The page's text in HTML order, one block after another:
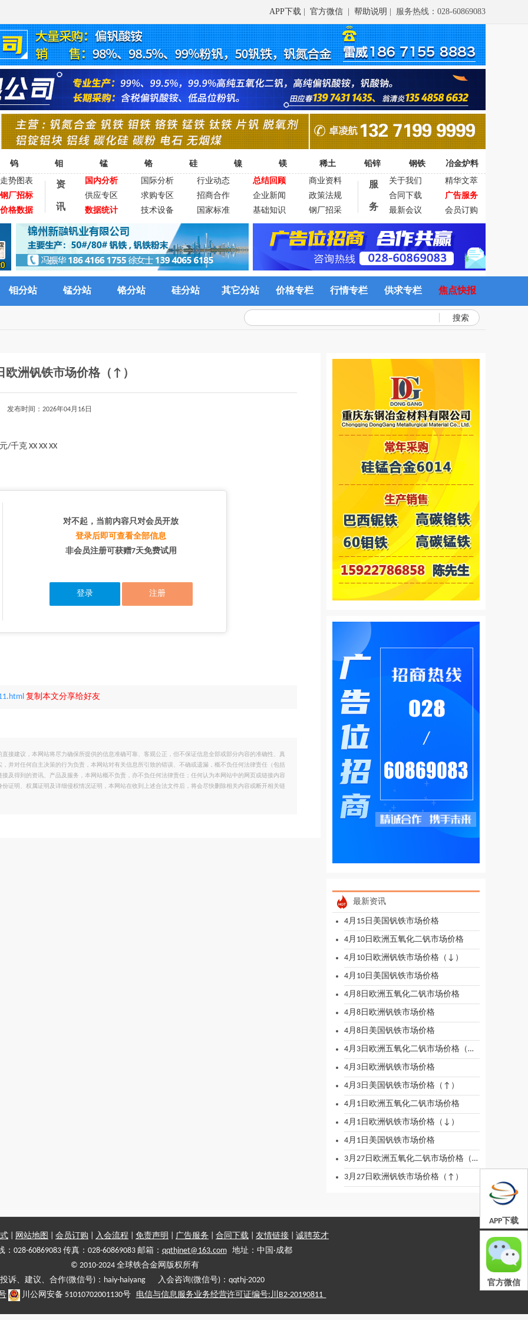
APP下载 官方微信 帮助说明 | 服务热线：028-60869083
钨 钼 锰 铬 硅 镍 镁 稀土 铅锌 钢铁
冶金炉料
走势图表
钢厂招标
价格数据
资
讯
国内分析 国际分析 行业动态 总结回顾
商业资料
供应专区
求购专区 招商合作 企业新闻
政策法规
数据统计
技术设备 国家标准 基础知识 钢厂招采
服
务
关于我们
精华文萃
合同下载
广告服务
最新会议
会员订购
钼分站 锰分站 铬分站 硅分站 其它分站 价格专栏 行情专栏 供求专栏 焦点快报
搜索
欧洲钒铁市场价格（↑）
发布时间：2026年04月16日
千克 XX XX XX
对不起，当前内容只对会员开放
登录后即可查看全部信息
非会员注册可获赠7天免费试用
登录 注册
复制本文分享给好友
接建议，本网站将尽力确保所提供的信息准确可靠、客观公正，但不保证信息全部或部分内容的准确性、真
并对任何自主决策的行为负责，本网站对有关信息所引致的错误、不确或遗漏，概不负任何法律责任（包括
及得到的资讯、产品及服务，本网站概不负责，亦不负任何法律责任；任何认为本网站中的网页或链接内容
证明、权属证明及详细侵权情况证明，本网站在收到上述合法文件后，将会尽快删除相关内容或断开相关链
最新资讯
4月15日美国钒铁市场价格
4月10日欧洲五氧化二钒市场价格
4月10日欧洲钒铁市场价格（↓）
4月10日美国钒铁市场价格
4月8日欧洲五氧化二钒市场价格
4月8日欧洲钒铁市场价格
4月8日美国钒铁市场价格
4月3日欧洲五氧化二钒市场价格（↓）
4月3日欧洲钒铁市场价格
4月3日美国钒铁市场价格（↑）
4月1日欧洲五氧化二钒市场价格
4月1日欧洲钒铁市场价格（↓）
4月1日美国钒铁市场价格
3月27日欧洲五氧化二钒市场价格（↓）
3月27日欧洲钒铁市场价格（↑）
网站地图 会员订购 入会流程 免责声明 广告服务 合同下载 友情链接
诚聘英才
：028-60869083 传真：028-60869083 邮箱： qqthjnet@163.com地址：中国·成都
© 2010-2024 全球铁合金网版权所有
投诉、建议、合作(微信号)：haiy-haiyang 入会咨询(微信号)：qqthj-2020
川公网安备 51010702001130号 电信与信息服务业务经营许可证编号:川B2-20190811
APP下载
官方微信